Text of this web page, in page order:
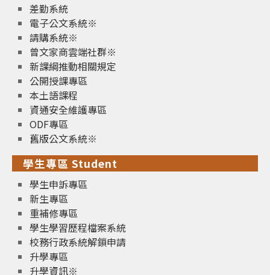
差勤系統
電子公文系統※
請購系統※
曾文家商雲端社群※
新課綱推動相關規定
公開授課專區
本土語課程
資通安全維護專區
ODF專區
舊版公文系統※
學生專區 Student
學生申訴專區
新生專區
重補修專區
學生學習歷程檔案系統
校務行政系統解鎖申請
升學專區
升學資訊※